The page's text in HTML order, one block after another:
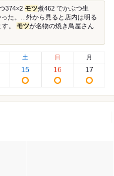
374×2 モツ煮462 でかぶつ生
た。...外から見ると店内は明る
。 モツが名物の焼き鳥屋さん
土
15
日
16
月
17